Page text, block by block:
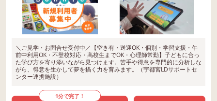
＼ご見学・お問合せ受付中／【空き有・送迎OK・個別・学習支援・午
前中利用OK・不登校対応・高校生までOK・心理師常勤】子どもに合っ
た学び方を寄り添いながら見つけます。苦手や得意を専門的に分析しな
がら、得意を生かして夢を描く力を育みます。（宇都宮LDサポートセ
ンター連携施設）
1分で完了！